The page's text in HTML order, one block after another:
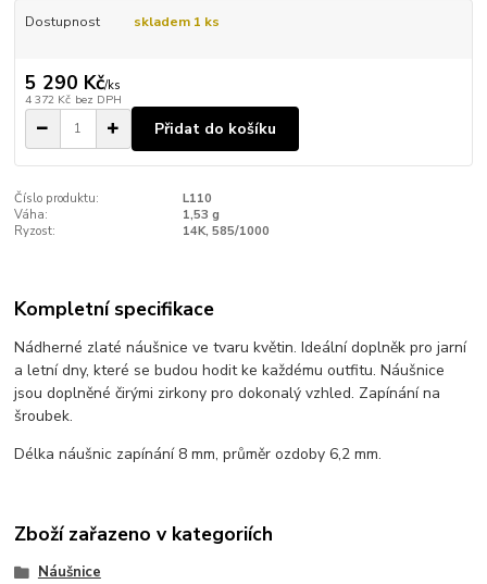
Dostupnost skladem 1 ks
5 290 Kč/ks
4 372 Kč bez DPH
Přidat do košíku
Číslo produktu:
L110
Váha:
1,53 g
Ryzost:
14K, 585/1000
Kompletní specifikace
Nádherné zlaté náušnice ve tvaru květin. Ideální doplněk pro jarní
a letní dny, které se budou hodit ke každému outfitu. Náušnice
jsou doplněné čirými zirkony pro dokonalý vzhled. Zapínání na
šroubek.
Délka náušnic zapínání 8 mm, průměr ozdoby 6,2 mm.
Zboží zařazeno v kategoriích
Náušnice